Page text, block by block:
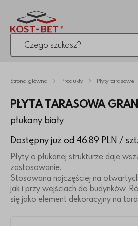
Po kliknięciu przycisku fraza
Strona główna Produkty Płyty tarasowe
PŁYTA TARASOWA
płukany biały
Dostępny już od 46.89 PLN / szt.
Płyty o płukanej strukturze daje
zastosowanie.
Stosowana najczęściej na
jak i przy wejściach do budynków.
się jako element dekoracyjny na